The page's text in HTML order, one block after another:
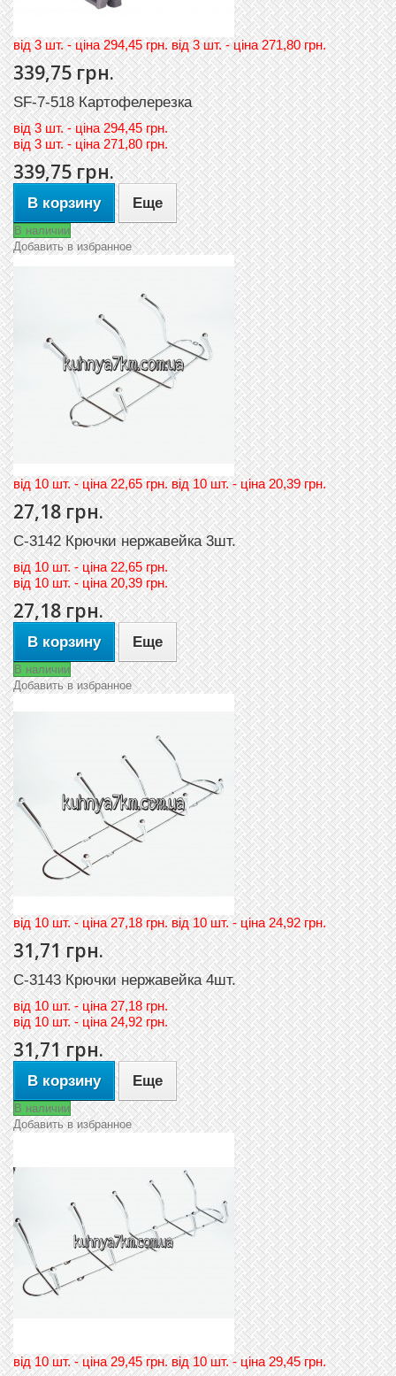
вiд 3 шт. - цiна 294,45 грн. вiд 3 шт. - цiна 271,80 грн.
339,75 грн.
SF-7-518 Картофелерезка
вiд3 шт. - цiна 294,45 грн.
вiд3 шт. - цiна 271,80 грн.
339,75 грн.
В корзину Еще
В наличии
Добавить в избранное
вiд 10 шт. - цiна 22,65 грн. вiд 10 шт. - цiна 20,39 грн.
27,18 грн.
C-3142 Крючки нержавейка 3шт.
вiд10 шт. - цiна 22,65 грн.
вiд10 шт. - цiна 20,39 грн.
27,18 грн.
В корзину Еще
В наличии
Добавить в избранное
вiд 10 шт. - цiна 27,18 грн. вiд 10 шт. - цiна 24,92 грн.
31,71 грн.
C-3143 Крючки нержавейка 4шт.
вiд10 шт. - цiна 27,18 грн.
вiд10 шт. - цiна 24,92 грн.
31,71 грн.
В корзину Еще
В наличии
Добавить в избранное
вiд 10 шт. - цiна 29,45 грн. вiд 10 шт. - цiна 29,45 грн.